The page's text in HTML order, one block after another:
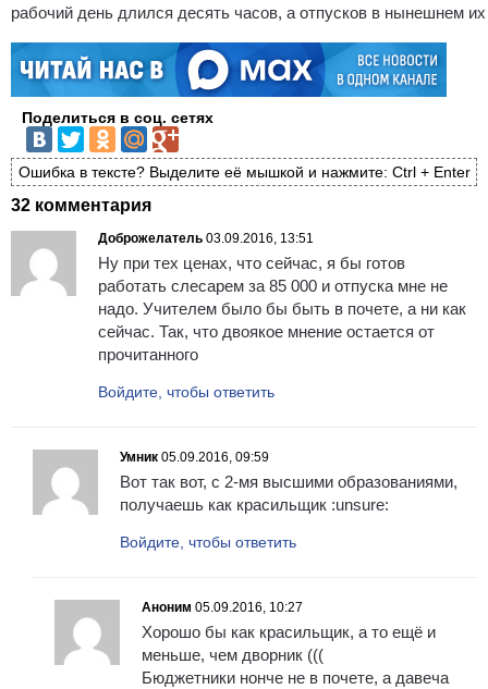
рабочий день длился десять часов, а отпусков в нынешнем
Поделиться в соц. сетях
Ошибка в тексте? Выделите её мышкой и нажмите: Ctrl + Enter
32 комментария
Доброжелатель 03.09.2016, 13:51
Ну при тех ценах, что сейчас, я бы готов
работать слесарем за 85 000 и отпуска мне не
надо. Учителем было бы быть в почете, а ни как
сейчас. Так, что двоякое мнение остается от
прочитанного
Войдите, чтобы ответить
Умник 05.09.2016, 09:59
Вот так вот, с 2-мя высшими образованиями,
получаешь как красильщик :unsure:
Войдите, чтобы ответить
Аноним 05.09.2016, 10:27
Хорошо бы как красильщик, а то ещё и
меньше, чем дворник (((
Бюджетники нонче не в почете, а давеча